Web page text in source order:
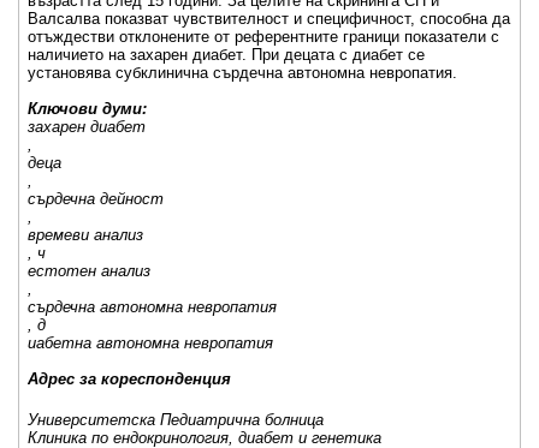
Валсалва показват чувствителност и специфичност, способна да
отъждестви отклонените от референтните граници показатели с
наличието на захарен диабет. При децата с диабет се
установява субклинична сърдечна автономна невропатия.
Ключови думи:
захарен диабет
деца
сърдечна дейност
времеви анализ
, ч
естотен анализ
сърдечна автономна невропатия
, д
иабетна автономна невропатия
Адрес за кореспонденция
Университетска Педиатрична болница
Клиника по ендокринология, диабет и генетика